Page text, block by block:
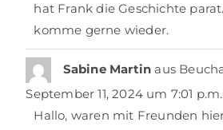
hat Frank die Geschichte
komme gerne wieder.
Sabine Martin aus
September 11, 2024 um 7:01 p.m.
Hallo, waren mit Freunden